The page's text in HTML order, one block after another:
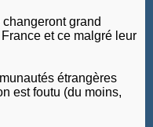
grand
et ce malgré leur
étrangères
est foutu (du moins,